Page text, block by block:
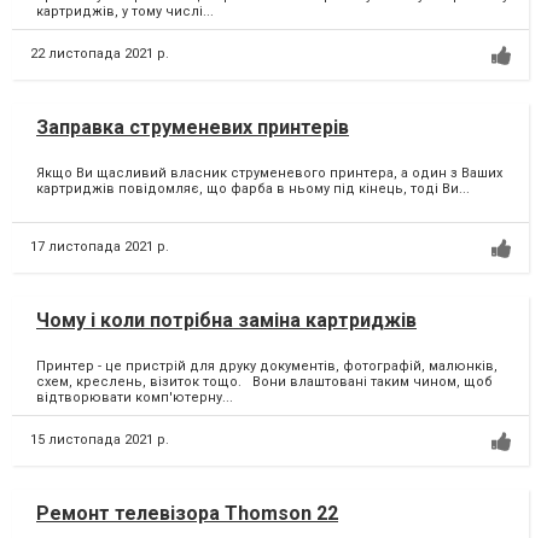
картриджів, у тому числі...
22 листопада 2021 р.
Заправка струменевих принтерів
Якщо Ви щасливий власник струменевого принтера, а один з Ваших
картриджів повідомляє, що фарба в ньому під кінець, тоді Ви...
17 листопада 2021 р.
Чому і коли потрібна заміна картриджів
Принтер - це пристрій для друку документів, фотографій, малюнків,
схем, креслень, візиток тощо. Вони влаштовані таким чином, щоб
відтворювати комп'ютерну...
15 листопада 2021 р.
Ремонт телевізора Thomson 22